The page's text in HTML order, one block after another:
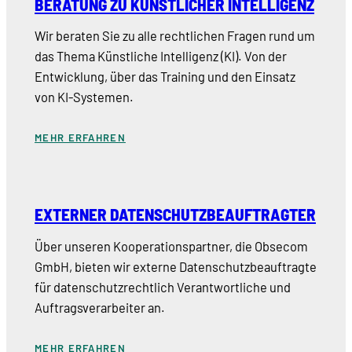
BERATUNG ZU KÜNSTLICHER INTELLIGENZ
Wir beraten Sie zu alle rechtlichen Fragen rund um
das Thema Künstliche Intelligenz (KI). Von der
Entwicklung, über das Training und den Einsatz
von KI-Systemen.
MEHR ERFAHREN
EXTERNER DATENSCHUTZBEAUFTRAGTER
Über unseren Kooperationspartner, die Obsecom
GmbH, bieten wir externe Datenschutzbeauftragte
für datenschutzrechtlich Verantwortliche und
Auftragsverarbeiter an.
MEHR ERFAHREN